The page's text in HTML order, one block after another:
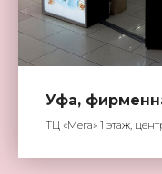
Уфа,
ТЦ «Мега» 1 этаж,